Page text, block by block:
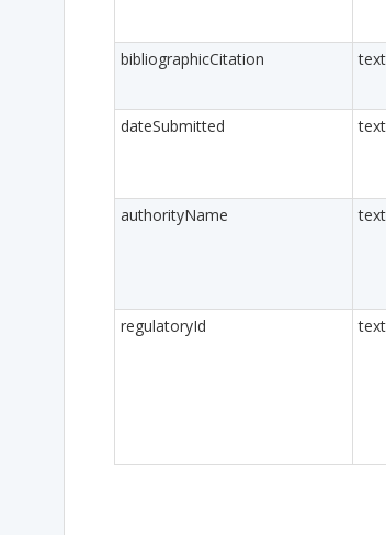
bibliographicCitation text
dateSubmitted text
authorityName text
regulatoryId text